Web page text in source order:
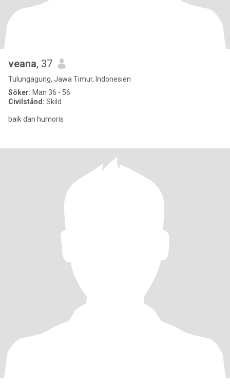
veana, 37
Tulungagung, Jawa Timur, Indonesien
Söker: Man 36 - 56
Civilstånd: Skild
baik dan humoris